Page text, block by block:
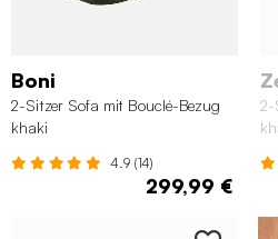
Boni
2-Sitzer Sofa mit Bouclé-Bezug
khaki
4.9 (14)
299,99 €
2-